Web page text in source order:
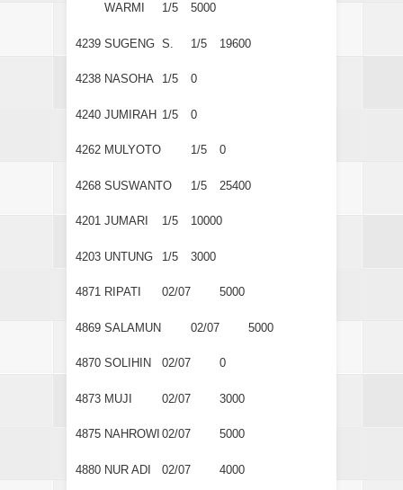
WARMI 1/5 5000
4239 SUGENG S. 1/5 19600
4238 NASOHA 1/5 0
4240 JUMIRAH 1/5 0
4262 MULYOTO 1/5 0
4268 SUSWANTO 1/5 25400
4201 JUMARI 1/5 10000
4203 UNTUNG 1/5 3000
4871 RIPATI 02/07 5000
4869 SALAMUN 02/07 5000
4870 SOLIHIN 02/07 0
4873 MUJI 02/07 3000
4875 NAHROWI 02/07 5000
4880 NUR ADI 02/07 4000